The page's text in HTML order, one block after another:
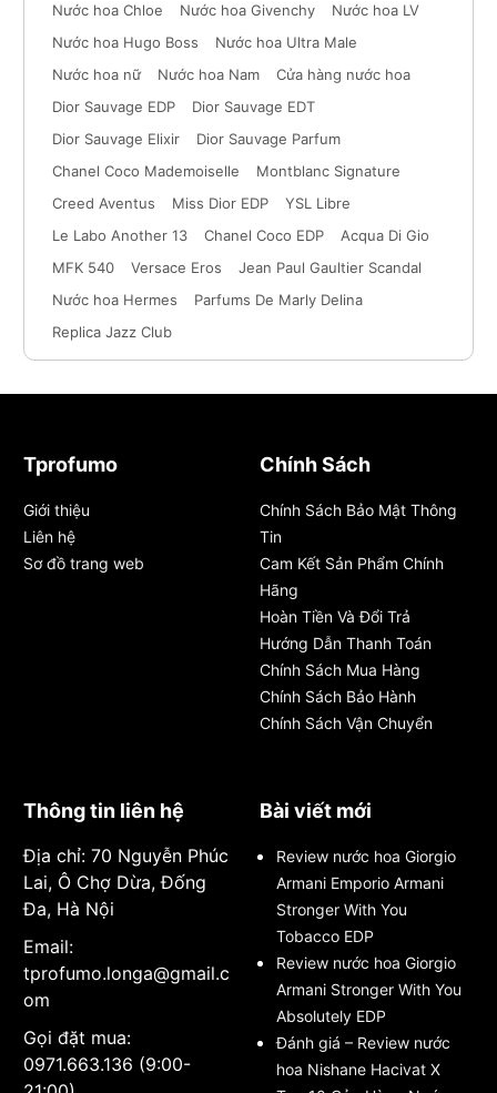
Nước hoa Chloe
Nước hoa Givenchy
Nước hoa LV
Nước hoa Hugo Boss
Nước hoa Ultra Male
Nước hoa nữ
Nước hoa Nam
Cửa hàng nước hoa
Dior Sauvage EDP
Dior Sauvage EDT
Dior Sauvage Elixir
Dior Sauvage Parfum
Chanel Coco Mademoiselle
Montblanc Signature
Creed Aventus
Miss Dior EDP
YSL Libre
Le Labo Another 13
Chanel Coco EDP
Acqua Di Gio
MFK 540
Versace Eros
Jean Paul Gaultier Scandal
Nước hoa Hermes
Parfums De Marly Delina
Replica Jazz Club
Tprofumo
Giới thiệu
Liên hệ
Sơ đồ trang web
Chính Sách
Chính Sách Bảo Mật Thông
Tin
Cam Kết Sản Phẩm Chính
Hãng
Hoàn Tiền Và Đổi Trả
Hướng Dẫn Thanh Toán
Chính Sách Mua Hàng
Chính Sách Bảo Hành
Chính Sách Vận Chuyển
Thông tin liên hệ
Địa chỉ: 70 Nguyễn Phúc
Lai, Ô Chợ Dừa, Đống
Đa, Hà Nội
Email:
tprofumo.longa@gmail.c
om
Gọi đặt mua:
0971.663.136 (9:00-
Bài viết mới
Review nước hoa Giorgio
Armani Emporio Armani
Stronger With You
Tobacco EDP
Review nước hoa Giorgio
Armani Stronger With You
Absolutely EDP
Đánh giá – Review nước
hoa Nishane Hacivat X